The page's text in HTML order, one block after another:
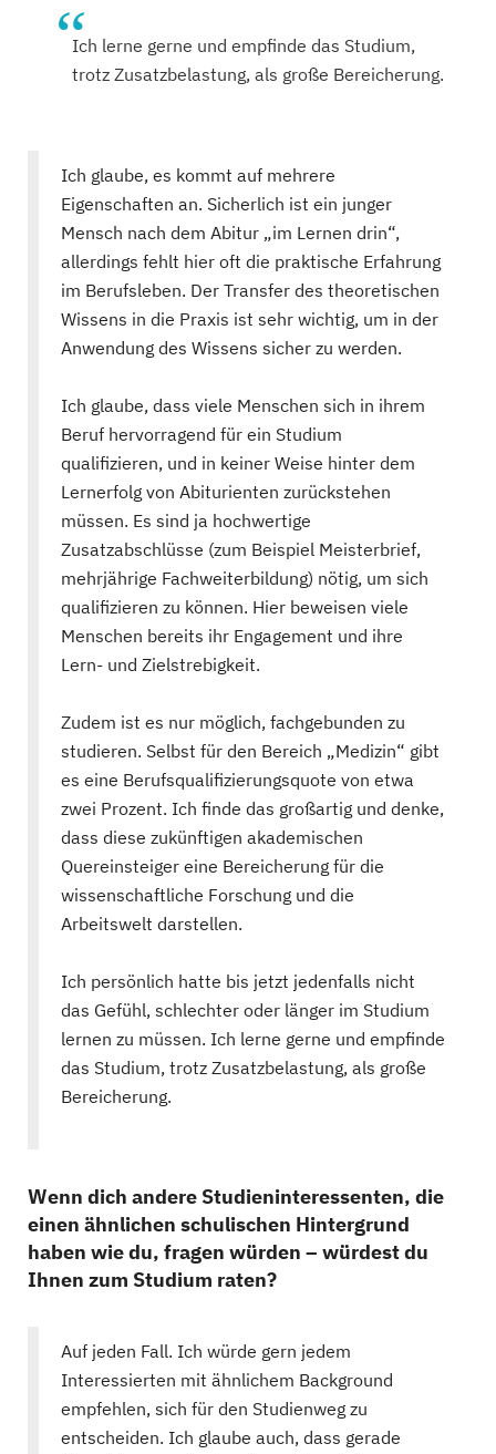
Ich lerne gerne und empfinde das Studium,
trotz Zusatzbelastung, als große Bereicherung.
Ich glaube, es kommt auf mehrere
Eigenschaften an. Sicherlich ist ein junger
Mensch nach dem Abitur „im Lernen drin“,
allerdings fehlt hier oft die praktische Erfahrung
im Berufsleben. Der Transfer des theoretischen
Wissens in die Praxis ist sehr wichtig, um in der
Anwendung des Wissens sicher zu werden.
Ich glaube, dass viele Menschen sich in ihrem
Beruf hervorragend für ein Studium
qualifizieren, und in keiner Weise hinter dem
Lernerfolg von Abiturienten zurückstehen
müssen. Es sind ja hochwertige
Zusatzabschlüsse (zum Beispiel Meisterbrief,
mehrjährige Fachweiterbildung) nötig, um sich
qualifizieren zu können. Hier beweisen viele
Menschen bereits ihr Engagement und ihre
Lern- und Zielstrebigkeit.
Zudem ist es nur möglich, fachgebunden zu
studieren. Selbst für den Bereich „Medizin“ gibt
es eine Berufsqualifizierungsquote von etwa
zwei Prozent. Ich finde das großartig und denke,
dass diese zukünftigen akademischen
Quereinsteiger eine Bereicherung für die
wissenschaftliche Forschung und die
Arbeitswelt darstellen.
Ich persönlich hatte bis jetzt jedenfalls nicht
das Gefühl, schlechter oder länger im Studium
lernen zu müssen. Ich lerne gerne und empfinde
das Studium, trotz Zusatzbelastung, als große
Bereicherung.
Wenn dich andere Studieninteressenten, die
einen ähnlichen schulischen Hintergrund
haben wie du, fragen würden – würdest du
Ihnen zum Studium raten?
Auf jeden Fall. Ich würde gern jedem
Interessierten mit ähnlichem Background
empfehlen, sich für den Studienweg zu
entscheiden. Ich glaube auch, dass gerade